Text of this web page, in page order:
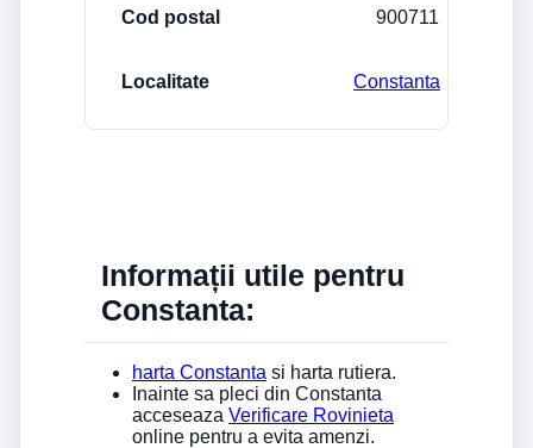
900711
Constanta
Informații utile pentru
Constanta:
harta Constanta si harta rutiera.
Inainte sa pleci din Constanta
acceseaza Verificare Rovinieta
online pentru a evita amenzi.